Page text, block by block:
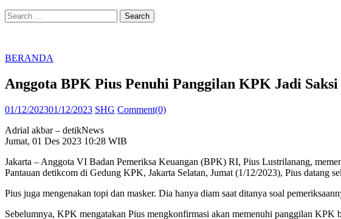
Search
for:
BERANDA
Anggota BPK Pius Penuhi Panggilan KPK Jadi
Posted
01/12/202301/12/2023 Author
SHG Comment(0)
Adrial akbar – detikNews
Jumat, 01 Des 2023 10:28 WIB
Jakarta – Anggota VI Badan Pemeriksa Keuangan (BPK) RI, Pius Lustrilanang,
Pantauan detikcom di Gedung KPK, Jakarta Selatan, Jumat (1/12/2023), Pius datang
Pius juga mengenakan topi dan masker. Dia hanya diam saat ditanya soal
Sebelumnya, KPK mengatakan Pius mengkonfirmasi akan memenuhi panggilan KPK